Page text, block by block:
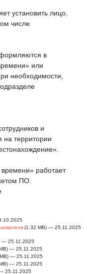
установить лицо,
числе
в
или
необходимости,
и
на территории
работает
ПО.
(1.32 MB) — 25.11.2025
— 25.11.2025
— 25.11.2025
— 25.11.2025
— 25.11.2025
25.11.2025